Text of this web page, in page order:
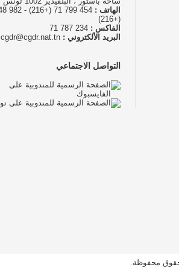
الهاتف :
(+216)
الفاكس :
البريد الألكتروني : cgdr@cgdr.nat.tn
التواصل الاجتماعي